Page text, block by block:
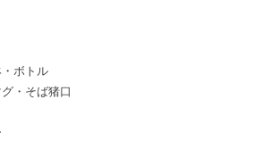
ボトル
・そば猪口